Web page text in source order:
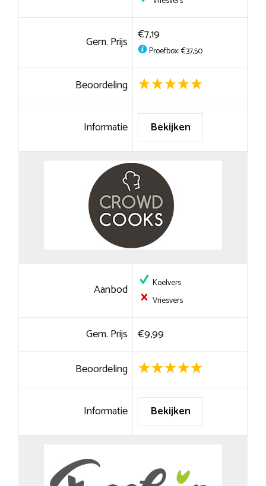
Gem. Prijs €7,19
Proefbox: €37,50
Beoordeling
Informatie Bekijken
Aanbod
Koelvers
Vriesvers
Gem. Prijs €9,99
Beoordeling
Informatie Bekijken